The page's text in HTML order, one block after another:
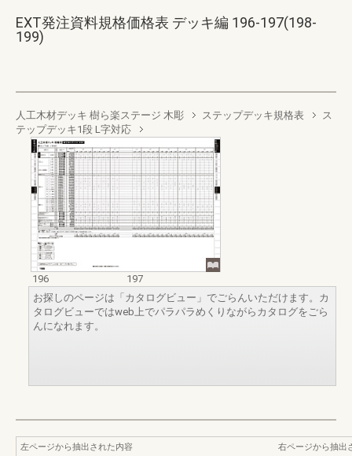
EXT発注資料規格価格表 デッキ編 196-197(198-
199)
人工木材デッキ 樹ら楽ステージ 木彫 ステップデッキ規格表
ス
テップデッキ1段 L字対応
196
197
お探しのページは「カタログビュー」でごらんいただけます。カ
タログビューではweb上でパラパラめくりながらカタログをごら
んになれます。
左ページから抽出された内容
右ページから抽出